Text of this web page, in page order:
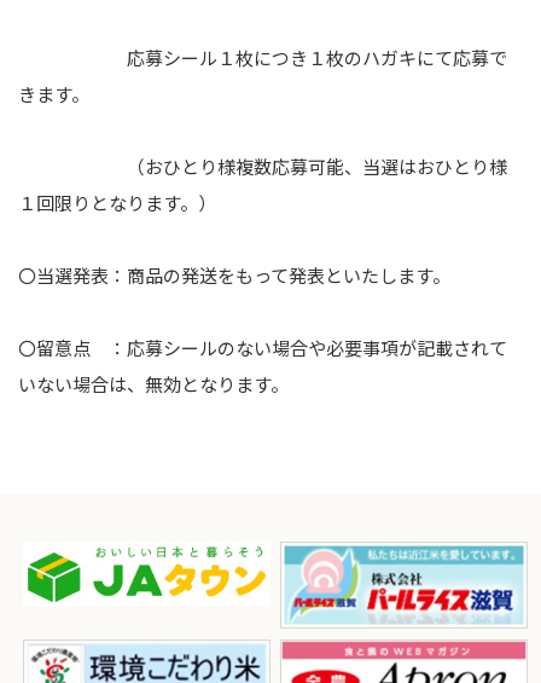
応募シール１枚につき１枚のハガキにて応募で
きます。
（おひとり様複数応募可能、当選はおひとり様
１回限りとなります。）
〇当選発表：商品の発送をもって発表といたします。
〇留意点 ：応募シールのない場合や必要事項が記載されて
いない場合は、無効となります。